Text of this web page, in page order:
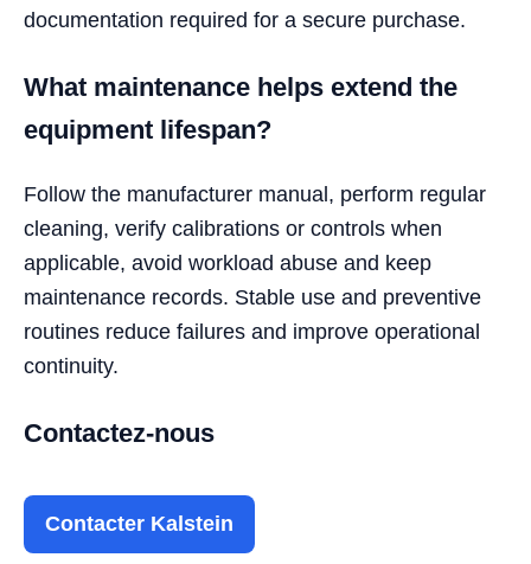
documentation required for a secure purchase.
What maintenance helps extend the
equipment lifespan?
Follow the manufacturer manual, perform regular
cleaning, verify calibrations or controls when
applicable, avoid workload abuse and keep
maintenance records. Stable use and preventive
routines reduce failures and improve operational
continuity.
Contactez-nous
Contacter Kalstein